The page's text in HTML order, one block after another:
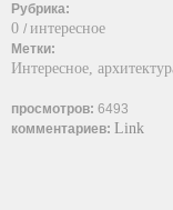
Рубрика:
0 / интересное
Метки:
Интересное,
просмотров: 6493
комментариев: Link